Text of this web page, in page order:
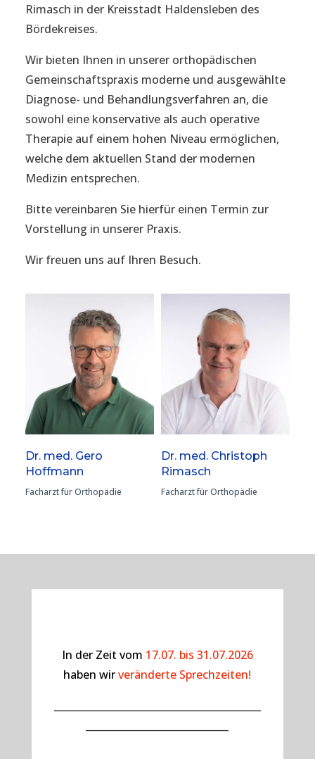
Rimasch in der Kreisstadt Haldensleben des
Bördekreises.
Wir bieten Ihnen in unserer orthopädischen
Gemeinschaftspraxis moderne und ausgewählte
Diagnose- und Behandlungsverfahren an, die
sowohl eine konservative als auch operative
Therapie auf einem hohen Niveau ermöglichen,
welche dem aktuellen Stand der modernen
Medizin entsprechen.
Bitte vereinbaren Sie hierfür einen Termin zur
Vorstellung in unserer Praxis.
Wir freuen uns auf Ihren Besuch.
Dr. med. Gero
Hoffmann
Facharzt für Orthopädie
Dr. med. Christoph
Rimasch
Facharzt für Orthopädie
In der Zeit vom 17.07. bis 31.07.2026
haben wirveränderte Sprechzeiten!